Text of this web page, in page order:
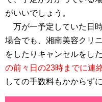
がいいでしょう。
万が一予定していた日
場合でも、湘南美容クリ
をしたりキャンセルをし
の前々日の23時までに連
しての手数料もかからず